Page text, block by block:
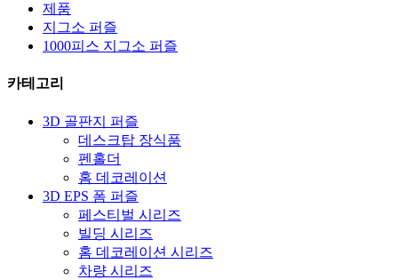
제품
지그소 퍼즐
1000피스 지그소 퍼즐
카테고리
3D 골판지 퍼즐
데스크탑 장식품
펜홀더
홈 데코레이션
3D EPS 폼 퍼즐
페스티벌 시리즈
빌딩 시리즈
홈 데코레이션 시리즈
차량 시리즈